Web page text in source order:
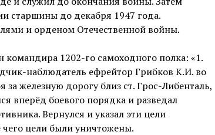
старшины до декабря 1947 года.
и орденом Отечественной войны.
1202-го самоходного полка: «1.
наблюдатель ефрейтор Грибков К.И. во
за железную дорогу близ ст. Грос-Либенталь,
вперёд боевого порядка и разведал
Вернулся и указал эти цели
цели были уничтожены.